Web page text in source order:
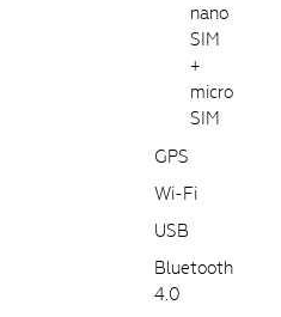
nano
SIM
+
micro
SIM
GPS
Wi-Fi
USB
Bluetooth
4.0